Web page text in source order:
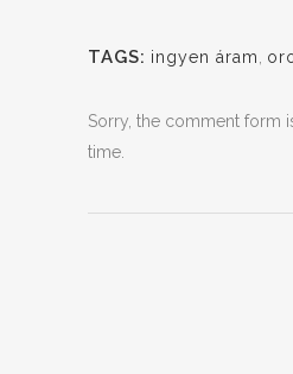
TAGS: ingyen áram
Sorry, the comment form
time.